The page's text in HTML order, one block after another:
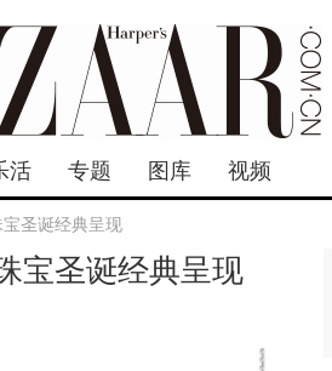
活 专题 图库 视频
圣诞经典呈现
宝圣诞经典呈现